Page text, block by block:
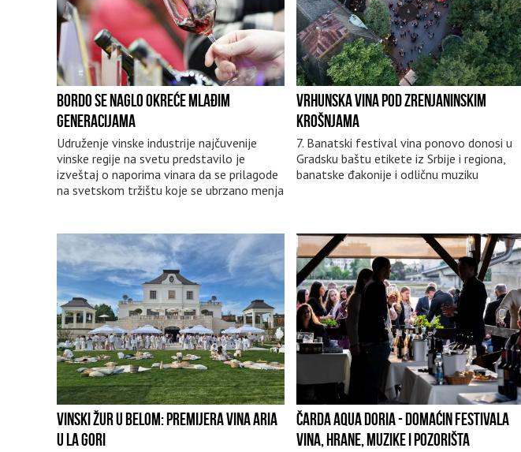
BORDO SE NAGLO OKREĆE MLAĐIM
GENERACIJAMA
Udruženje vinske industrije najčuvenije
vinske regije na svetu predstavilo je
izveštaj o naporima vinara da se prilagode
na svetskom tržištu koje se ubrzano menja
VRHUNSKA VINA POD ZRENJANINSKIM
KROŠNJAMA
7. Banatski festival vina ponovo donosi u
Gradsku baštu etikete iz Srbije i regiona,
banatske đakonije i odličnu muziku
VINSKI ŽUR U BELOM: PREMIJERA VINA ARIA
U LA GORI
ČARDA AQUA DORIA - DOMAĆIN FESTIVALA
VINA, HRANE, MUZIKE I POZORIŠTA